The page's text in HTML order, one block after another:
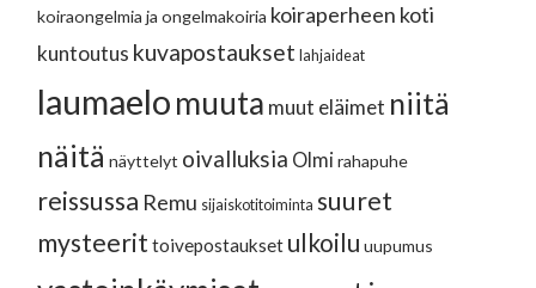
koiraongelmia ja ongelmakoiria koiraperheen koti
kuntoutus kuvapostaukset lahjaideat
laumaelomuuta muut eläimet niitä
näitä näyttelyt oivalluksia Olmi rahapuhe
reissussa Remu sijaiskotitoiminta suuret
mysteerit toivepostaukset ulkoilu uupumus